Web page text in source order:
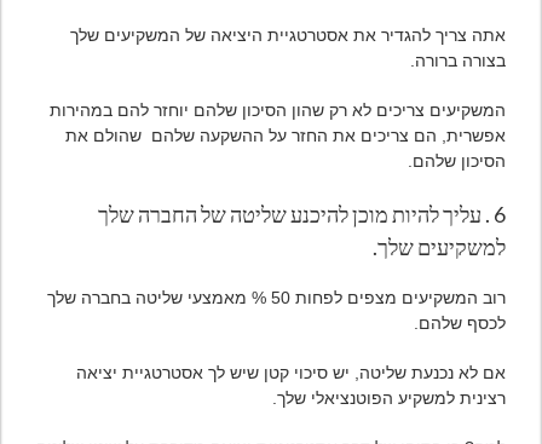
אתה צריך להגדיר את אסטרטגיית היציאה של המשקיעים שלך
בצורה ברורה.
המשקיעים צריכים לא רק שהון הסיכון שלהם יוחזר להם במהירות
אפשרית, הם צריכים את החזר על ההשקעה שלהם שהולם את
הסיכון שלהם.
6 . עליך להיות מוכן להיכנע שליטה של החברה שלך
למשקיעים שלך.
רוב המשקיעים מצפים לפחות 50 % מאמצעי שליטה בחברה שלך
לכסף שלהם.
אם לא נכנעת שליטה, יש סיכוי קטן שיש לך אסטרטגיית יציאה
רצינית למשקיע הפוטנציאלי שלך.